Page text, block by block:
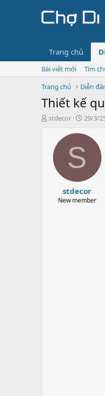
Trang chủ
Bài viết mới
Tìm
Trang chủ
Diễn
Thiết kế
T
stdecor
N
à
g
ử
29/3/
S
stdecor
New member